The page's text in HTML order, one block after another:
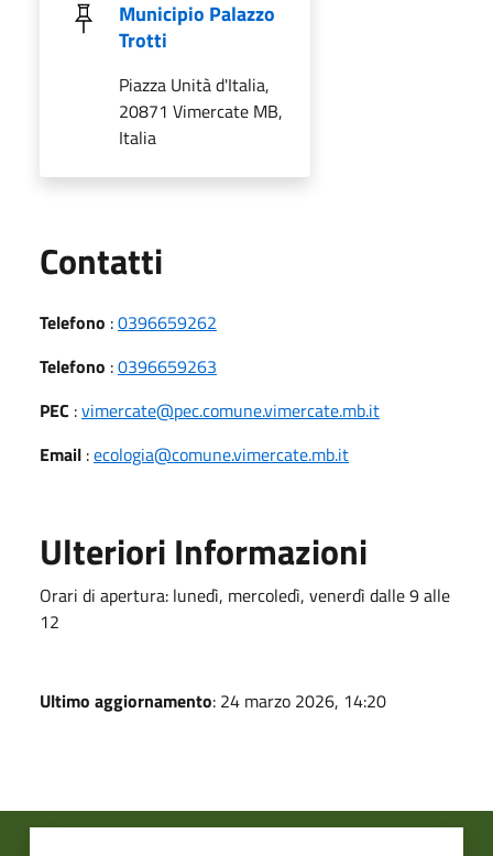
Municipio Palazzo
Trotti
Piazza Unità d'Italia,
20871 Vimercate MB,
Italia
Contatti
Telefono :0396659262
Telefono :0396659263
PEC :vimercate@pec.comune.vimercate.mb.it
Email :ecologia@comune.vimercate.mb.it
Ulteriori Informazioni
Orari di apertura: lunedì, mercoledì, venerdì dalle 9 alle
12
Ultimo aggiornamento: 24 marzo 2026, 14:20